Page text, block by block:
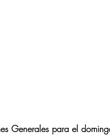
Generales para el